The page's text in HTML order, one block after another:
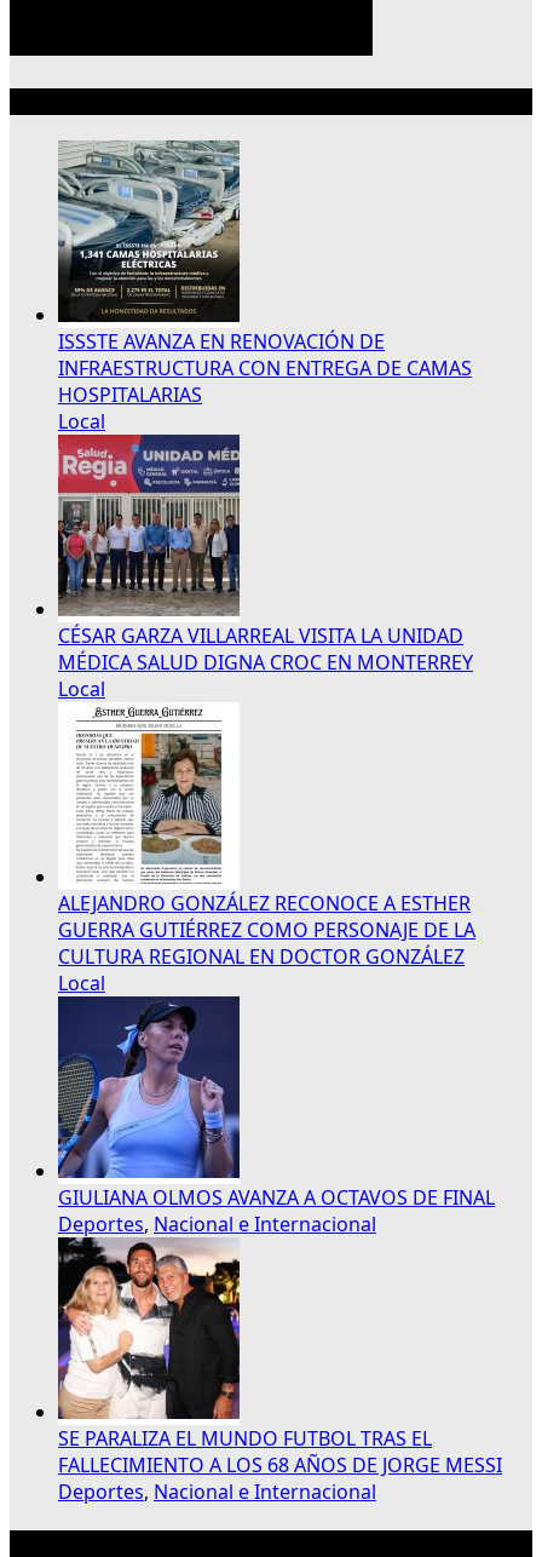
ISSSTE AVANZA EN RENOVACIÓN DE
INFRAESTRUCTURA CON ENTREGA DE CAMAS
HOSPITALARIAS
Local
CÉSAR GARZA VILLARREAL VISITA LA UNIDAD
MÉDICA SALUD DIGNA CROC EN MONTERREY
Local
ALEJANDRO GONZÁLEZ RECONOCE A ESTHER
GUERRA GUTIÉRREZ COMO PERSONAJE DE LA
CULTURA REGIONAL EN DOCTOR GONZÁLEZ
Local
GIULIANA OLMOS AVANZA A OCTAVOS DE FINAL
Deportes, Nacional e Internacional
SE PARALIZA EL MUNDO FUTBOL TRAS EL
FALLECIMIENTO A LOS 68 AÑOS DE JORGE MESSI
Deportes, Nacional e Internacional